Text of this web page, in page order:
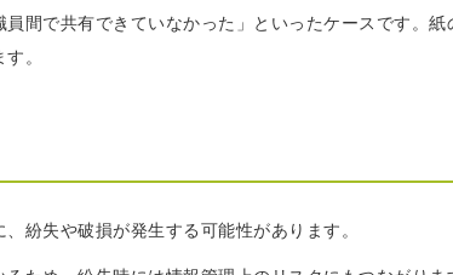
間で共有できていなかった」といったケースです。
。
紛失や破損が発生する可能性があります。